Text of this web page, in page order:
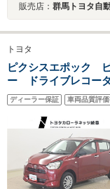
販売店： 群馬トヨタ自
トヨタ
ピクシスエポック
ー ドライブレコー
ディーラー保証 車両品質評